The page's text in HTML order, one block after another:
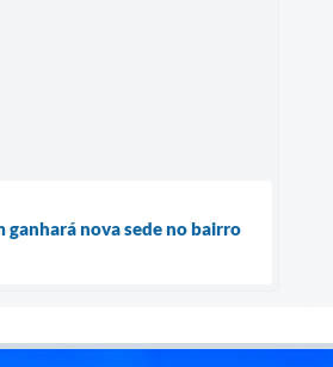
ganhará nova sede no bairro